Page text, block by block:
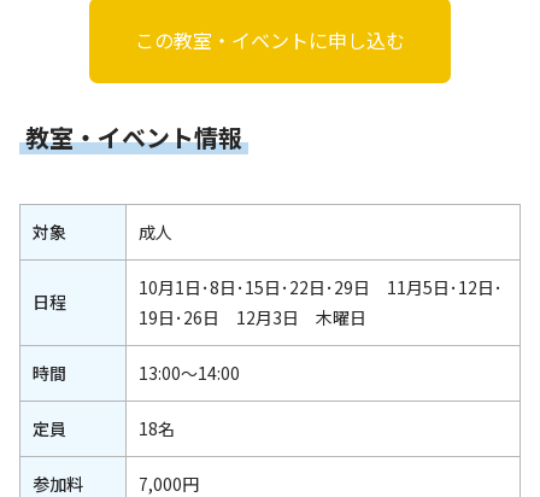
この教室・イベントに申し込む
教室・イベント情報
対象 成人
日程
10月1日･8日･15日･22日･29日 11月5日･12日･
19日･26日 12月3日 木曜日
時間 13:00～14:00
定員 18名
参加料 7,000円